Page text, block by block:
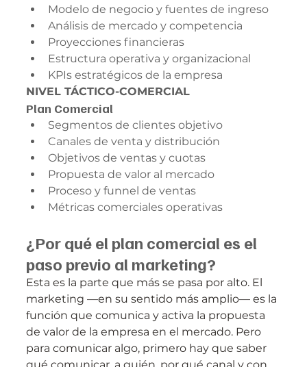
Modelo de negocio y fuentes de ingreso
Análisis de mercado y competencia
Proyecciones financieras
Estructura operativa y organizacional
KPIs estratégicos de la empresa
NIVEL TÁCTICO-COMERCIAL
Plan Comercial
Segmentos de clientes objetivo
Canales de venta y distribución
Objetivos de ventas y cuotas
Propuesta de valor al mercado
Proceso y funnel de ventas
Métricas comerciales operativas
¿Por qué el plan comercial es el
paso previo al marketing?
Esta es la parte que más se pasa por alto. El
marketing —en su sentido más amplio— es la
función que comunica y activa la propuesta
de valor de la empresa en el mercado. Pero
para comunicar algo, primero hay que saber